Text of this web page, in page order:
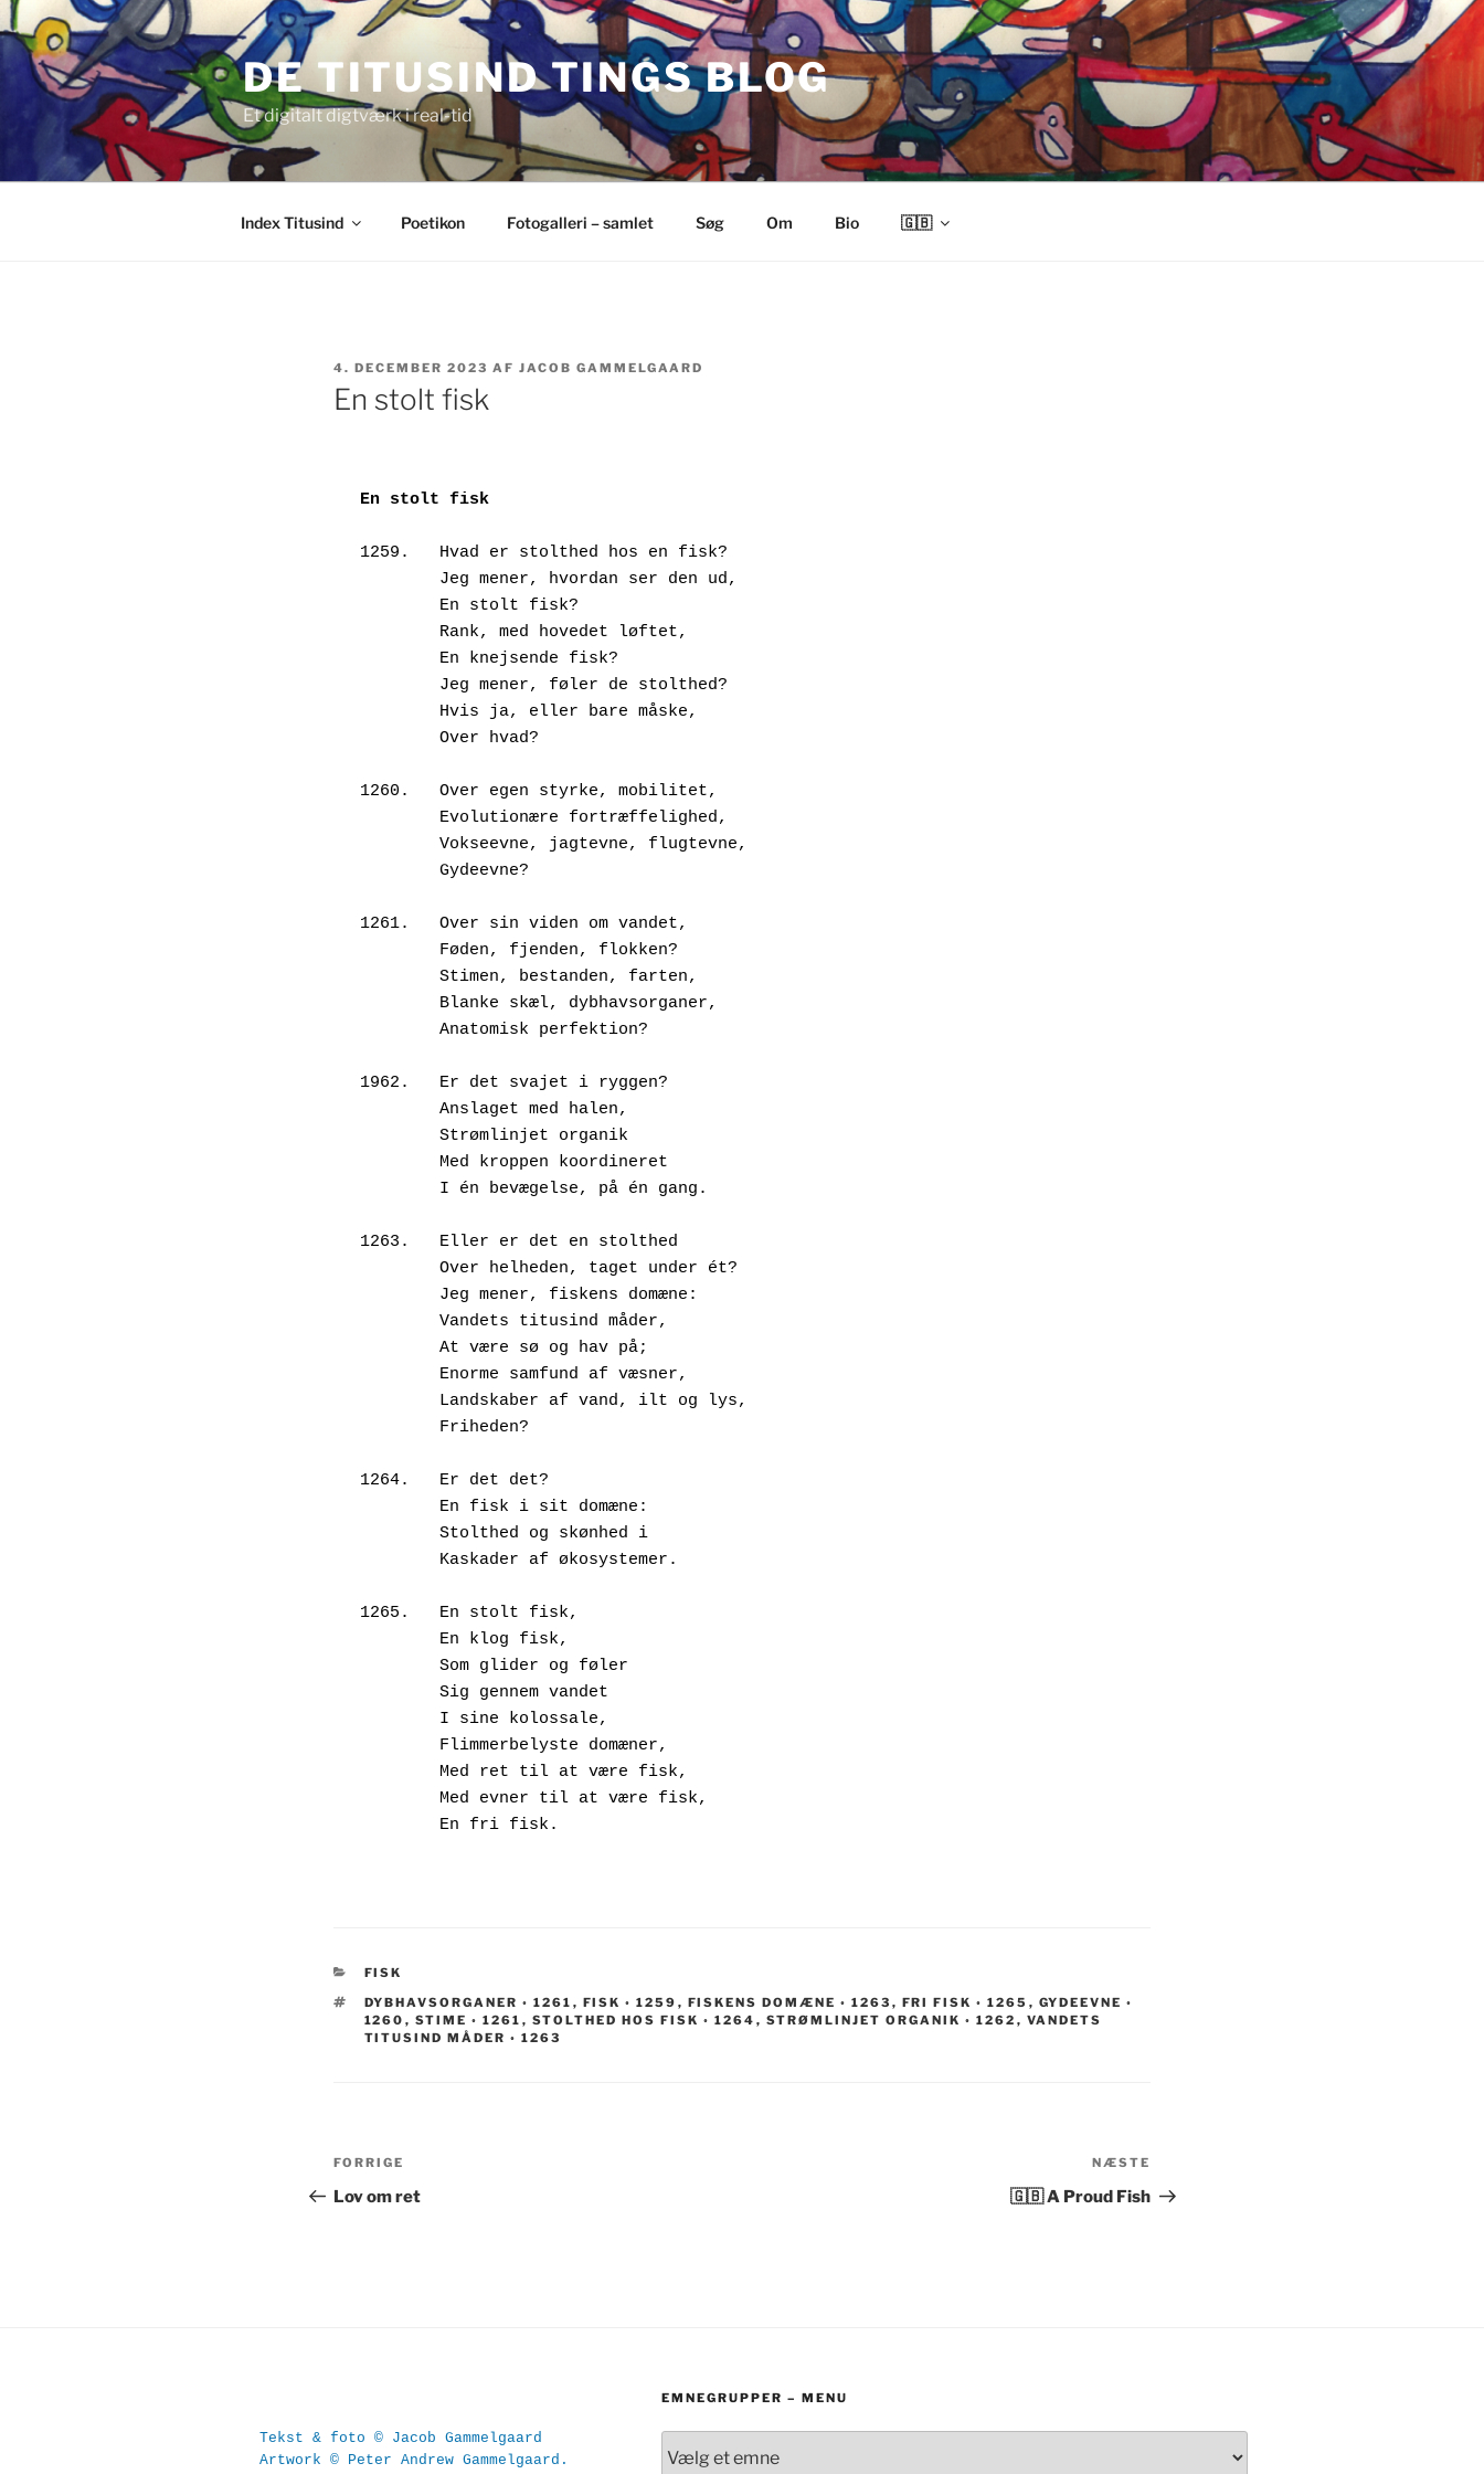
Videre
til
indhold
DE TITUSIND TINGS BLOG
Et digitalt digtværk i real-tid
Index Titusind Poetikon Fotogalleri – samlet Søg Om Bio 🇬🇧
UDGIVET
DEN
4. DECEMBER 2023 AF JACOB GAMMELGAARD
En stolt fisk
En stolt fisk
1259.	Hvad er stolthed hos en fisk?
        Jeg mener, hvordan ser den ud,
        En stolt fisk?
        Rank, med hovedet løftet,
        En knejsende fisk?
        Jeg mener, føler de stolthed?
        Hvis ja, eller bare måske,
        Over hvad?
1260.	Over egen styrke, mobilitet,
        Evolutionære fortræffelighed,
        Vokseevne, jagtevne, flugtevne,
        Gydeevne?
1261.	Over sin viden om vandet,
        Føden, fjenden, flokken?
        Stimen, bestanden, farten,
        Blanke skæl, dybhavsorganer,
        Anatomisk perfektion?
1962.   Er det svajet i ryggen?
        Anslaget med halen,
        Strømlinjet organik
        Med kroppen koordineret
        I én bevægelse, på én gang.
1263.	Eller er det en stolthed
        Over helheden, taget under ét?
        Jeg mener, fiskens domæne:
        Vandets titusind måder,
        At være sø og hav på;
        Enorme samfund af væsner,
        Landskaber af vand, ilt og lys,
        Friheden?
1264.	Er det det?
        En fisk i sit domæne:
        Stolthed og skønhed i
        Kaskader af økosystemer.
1265.	En stolt fisk,
        En klog fisk,
        Som glider og føler
        Sig gennem vandet
        I sine kolossale,
        Flimmerbelyste domæner,
        Med ret til at være fisk,
        Med evner til at være fisk,
        En fri fisk.
KATEGORIER
FISK
TAGS
DYBHAVSORGANER ◦ 1261 , FISK ◦ 1259 , FISKENS DOMÆNE ◦ 1263 , FRI FISK ◦ 1265 , GYDEEVNE ◦
1260 , STIME ◦ 1261 , STOLTHED HOS FISK ◦ 1264 , STRØMLINJET ORGANIK ◦ 1262 , VANDETS
TITUSIND MÅDER ◦ 1263
Indlægsnavigation
Forrige
indlæg
FORRIGE
Lov om ret
indlæg
NÆSTE
🇬🇧 A Proud Fish
Tekst & foto © Jacob Gammelgaard
Artwork © Peter Andrew Gammelgaard.
EMNEGRUPPER – MENU